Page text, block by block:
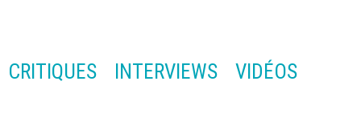
CRITIQUES INTERVIEWS VIDÉOS